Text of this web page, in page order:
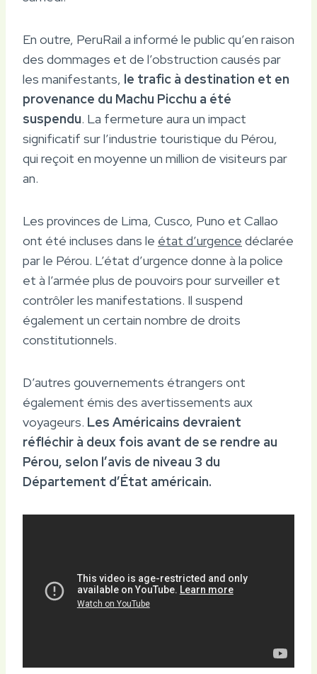
En outre, PeruRail a informé le public qu’en raison
des dommages et de l’obstruction causés par
les manifestants, le trafic à destination et en
provenance du Machu Picchu a été
suspendu. La fermeture aura un impact
significatif sur l’industrie touristique du Pérou,
qui reçoit en moyenne un million de visiteurs par
an.
Les provinces de Lima, Cusco, Puno et Callao
ont été incluses dans le état d’urgence déclarée
par le Pérou. L’état d’urgence donne à la police
et à l’armée plus de pouvoirs pour surveiller et
contrôler les manifestations. Il suspend
également un certain nombre de droits
constitutionnels.
D’autres gouvernements étrangers ont
également émis des avertissements aux
voyageurs. Les Américains devraient
réfléchir à deux fois avant de se rendre au
Pérou, selon l’avis de niveau 3 du
Département d’État américain.